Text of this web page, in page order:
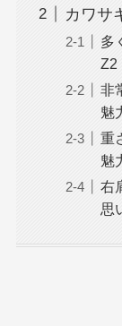
カワサ
多
Z2
非
魅
重
魅
右
思